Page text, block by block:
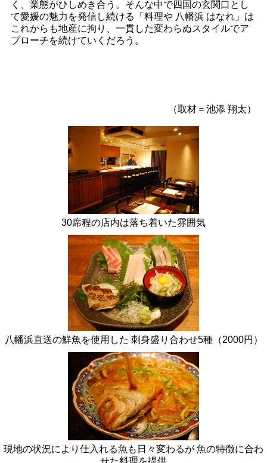
く、業態がひしめき合う。そんな中で四国の玄関口とし
て愛媛の魅力を発信し続ける「料理や 八幡浜 はなれ」は
これからも地産に拘り、一貫した変わらぬスタイルでア
プローチを続けていくだろう。
（取材＝池添 翔太）
30席程の店内は落ち着いた雰囲気
八幡浜直送の鮮魚を使用した 刺身盛り合わせ5種（2000円）
現地の状況により仕入れる魚も日々変わるが 魚の特徴に合わ
せた料理を提供